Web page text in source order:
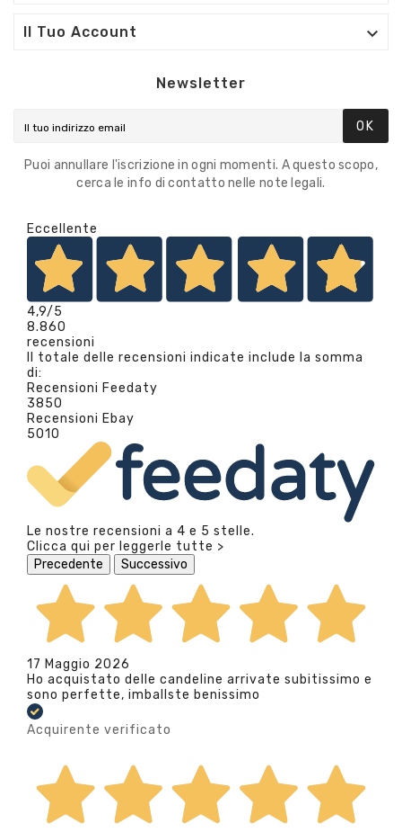
Il Tuo Account 
Newsletter
OK
Puoi annullare l'iscrizione in ogni momenti. A questo scopo,
cerca le info di contatto nelle note legali.
Eccellente
4,9/5
8.860
recensioni
Il totale delle recensioni indicate include la somma
di:
Recensioni Feedaty
3850
Recensioni Ebay
5010
Le nostre recensioni a 4 e 5 stelle.
Clicca qui per leggerle tutte >
Precedente
Successivo
17 Maggio 2026
Ho acquistato delle candeline arrivate subitissimo e
sono perfette, imballste benissimo
Acquirente verificato